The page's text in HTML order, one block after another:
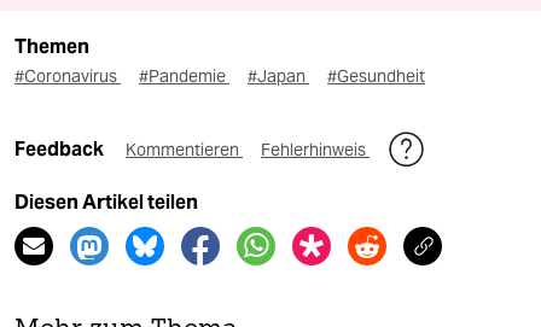
Themen
#Coronavirus #Pandemie #Japan #Gesundheit
Feedback Kommentieren Fehlerhinweis
Diesen Artikel teilen